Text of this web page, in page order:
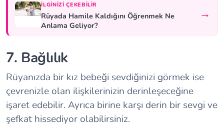
İLGINIZI ÇEKEBILIR
Rüyada Hamile Kaldığını Öğrenmek Ne
Anlama Geliyor?
→
7. Bağlılık
Rüyanızda bir kız bebeği sevdiğinizi görmek ise
çevrenizle olan ilişkilerinizin derinleşeceğine
işaret edebilir. Ayrıca birine karşı derin bir sevgi ve
şefkat hissediyor olabilirsiniz.